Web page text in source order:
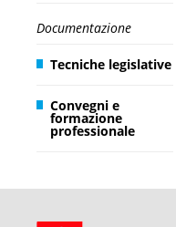
Documentazione
Tecniche legislative
Convegni e
formazione
professionale